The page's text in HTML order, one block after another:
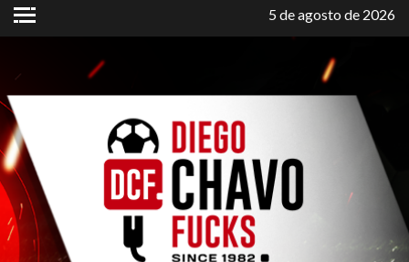
Saltar
al
5 de agosto de 2026